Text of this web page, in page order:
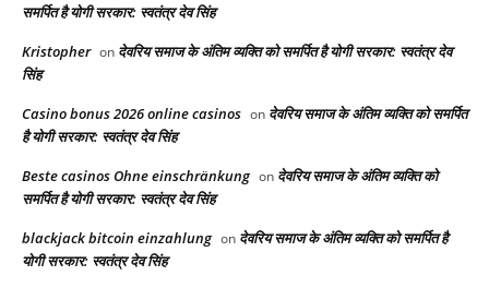
समर्पित है योगी सरकार: स्वतंत्र देव सिंह
Kristopher on देवरिय समाज के अंतिम व्यक्ति को समर्पित है योगी सरकार: स्वतंत्र देव
सिंह
Casino bonus 2026 online casinos on देवरिय समाज के अंतिम व्यक्ति को समर्पित
है योगी सरकार: स्वतंत्र देव सिंह
Beste casinos Ohne einschränkung on देवरिय समाज के अंतिम व्यक्ति को
समर्पित है योगी सरकार: स्वतंत्र देव सिंह
blackjack bitcoin einzahlung on देवरिय समाज के अंतिम व्यक्ति को समर्पित है
योगी सरकार: स्वतंत्र देव सिंह